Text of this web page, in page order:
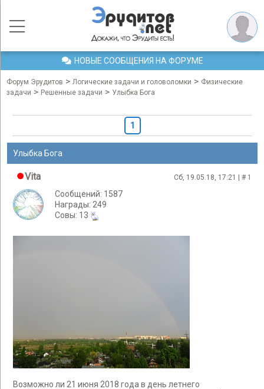
НОВЫЕ СООБЩЕНИЯ НА ФОРУМЕ
Форум Эрудитов > Логические задачи и головоломки > Физические
задачи > Решенные задачи > Улыбка Бога
1
Улыбка Бога
Vita Сб, 19.05.18, 17:21 | # 1
Сообщений: 1587
Награды: 249
Cовы: 13
Возможно ли 21 июня 2018 года в день летнего